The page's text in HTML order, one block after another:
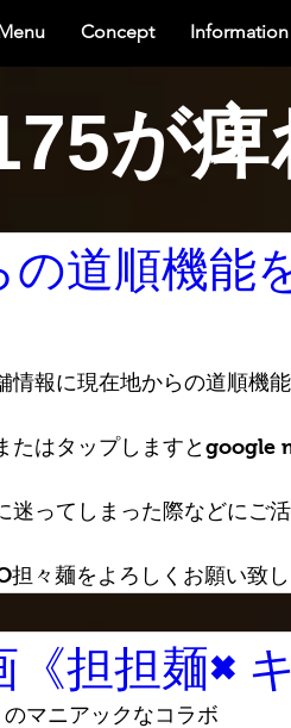
Concept Information
が
道順機能
情報に現在地からの道順機能
たはタップしますとgoogle
迷ってしまった際などにご活
担々麺をよろしくお願い致し
《担担麺×
のマニアックなコラボ